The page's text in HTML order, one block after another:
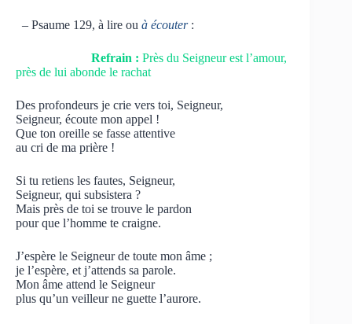
– Psaume 129, à lire ou à écouter:
Refrain : Près du Seigneur est l’amour,
près de lui abonde le rachat
Des profondeurs je crie vers toi, Seigneur,
Seigneur, écoute mon appel !
Que ton oreille se fasse attentive
au cri de ma prière !
Si tu retiens les fautes, Seigneur,
Seigneur, qui subsistera ?
Mais près de toi se trouve le pardon
pour que l’homme te craigne.
J’espère le Seigneur de toute mon âme ;
je l’espère, et j’attends sa parole.
Mon âme attend le Seigneur
plus qu’un veilleur ne guette l’aurore.